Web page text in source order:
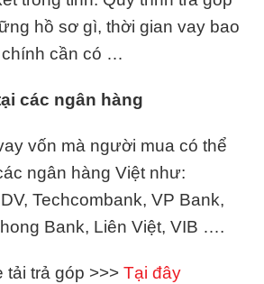
hồ sơ gì, thời gian vay bao
chính cần có …
các ngân hàng
vốn mà người mua có thể
ngân hàng Việt như:
Techcombank, VP Bank,
Bank, Liên Việt, VIB ….
tải trả góp >>> Tại đây